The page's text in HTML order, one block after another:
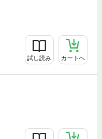
試し読み カートへ